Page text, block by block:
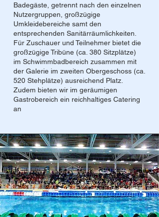
Badegäste, getrennt nach den einzelnen
Nutzergruppen, großzügige
Umkleidebereiche samt den
entsprechenden Sanitärräumlichkeiten.
Für Zuschauer und Teilnehmer bietet die
großzügige Tribüne (ca. 380 Sitzplätze)
im Schwimmbadbereich zusammen mit
der Galerie im zweiten Obergeschoss (ca.
520 Stehplätze) ausreichend Platz.
Zudem bieten wir im geräumigen
Gastrobereich ein reichhaltiges Catering
an